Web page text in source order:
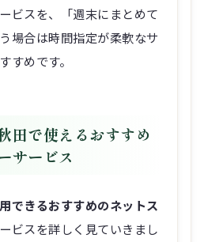
ビスを、「週末にまとめて
場合は時間指定が柔軟なサ
すめです。
田で使えるおすすめ
サービス
できるおすすめのネットス
ビスを詳しく見ていきまし